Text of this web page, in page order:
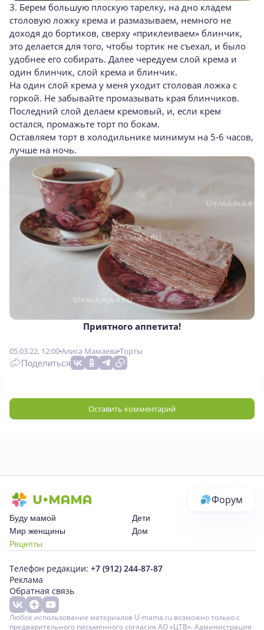
3. Берем большую плоскую тарелку, на дно кладем
столовую ложку крема и размазываем, немного не
доходя до бортиков, сверху «приклеиваем» блинчик,
это делается для того, чтобы тортик не съехал, и было
удобнее его собирать. Далее чередуем слой крема и
один блинчик, слой крема и блинчик.
На один слой крема у меня уходит столовая ложка с
горкой. Не забывайте промазывать края блинчиков.
Последний слой делаем кремовый, и, если крем
остался, промажьте торт по бокам.
Оставляем торт в холодильнике минимум на 5-6 часов,
лучше на ночь.
Приятного аппетита!
05.03.22, 12:00Алиса Мамаева Торты
Поделиться
Оставить комментарий
Форум
Буду мамой
Дети
Мир женщины
Дом
Рецепты
Телефон редакции: +7 (912) 244-87-87
Реклама
Обратная связь
Любое использование материалов U-mama.ru возможно только с
предварительного письменного согласия АО «ЦТВ». Администрация